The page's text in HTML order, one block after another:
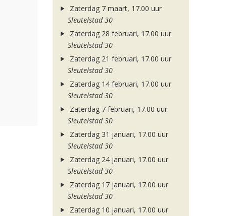
Zaterdag 7 maart, 17.00 uur
Sleutelstad 30
Zaterdag 28 februari, 17.00 uur
Sleutelstad 30
Zaterdag 21 februari, 17.00 uur
Sleutelstad 30
Zaterdag 14 februari, 17.00 uur
Sleutelstad 30
Zaterdag 7 februari, 17.00 uur
Sleutelstad 30
Zaterdag 31 januari, 17.00 uur
Sleutelstad 30
Zaterdag 24 januari, 17.00 uur
Sleutelstad 30
Zaterdag 17 januari, 17.00 uur
Sleutelstad 30
Zaterdag 10 januari, 17.00 uur